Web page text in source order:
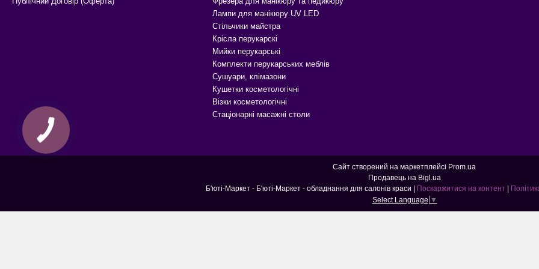
Лампи для манікюру UV LED
Стільчики майстра
Крісла перукарскі
Мийки перукарські
Комплекти перукарських меблів
Сушуари, клімазони
Кушетки косметологічні
Візки косметологічні
Стаціонарні масажні столи
Сайт створений на маркетплейсі Prom.ua
Продавець на Bigl.ua
Б'юті-Маркет - Б'юті-Маркет - обладнання для салонів краси | Поскаржитися на контент |
Select Language ▼